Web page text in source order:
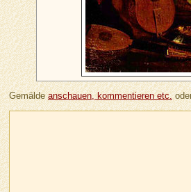
Gemäldeanschauen, kommentieren etc.